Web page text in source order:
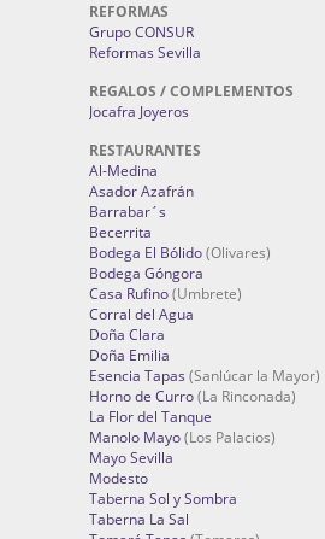
REFORMAS
Grupo CONSUR
Reformas Sevilla
REGALOS / COMPLEMENTOS
Jocafra Joyeros
RESTAURANTES
Al-Medina
Asador Azafrán
Barrabar´s
Becerrita
Bodega El Bólido(Olivares)
Bodega Góngora
Casa Rufino(Umbrete)
Corral del Agua
Doña Clara
Doña Emilia
Esencia Tapas (Sanlúcar la Mayor)
Horno de Curro(La Rinconada)
La Flor del Tanque
Manolo Mayo(Los Palacios)
Mayo Sevilla
Modesto
Taberna Sol y Sombra
Taberna La Sal